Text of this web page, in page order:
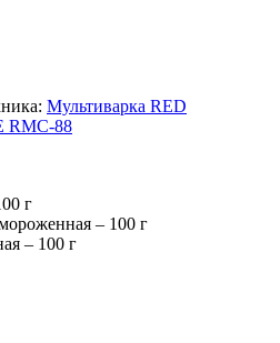
Мультиварка RED
RMC-88
г
– 100 г
– 100 г